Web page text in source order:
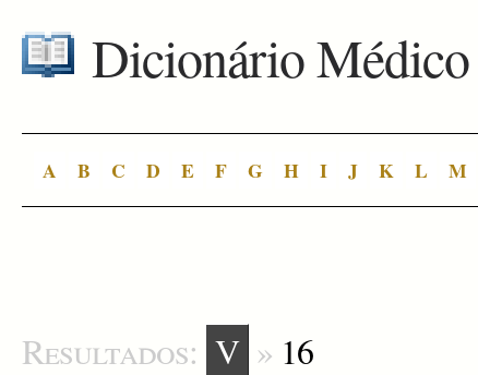
Dicionário Médico
A B C D E F G H I J K L M
Resultados: V » 16